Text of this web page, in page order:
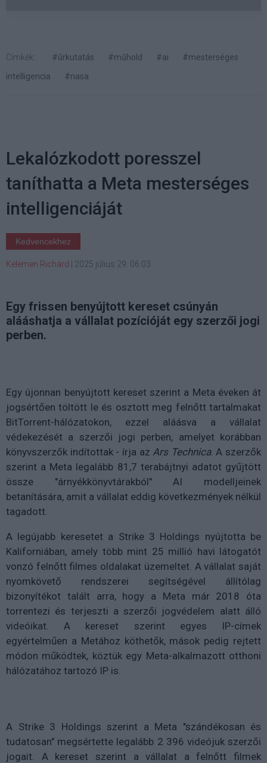
Címkék: #űrkutatás #műhold #ai
#mesterséges
intelligencia
#nasa
Lekalózkodott poresszel
taníthatta a Meta mesterséges
intelligenciáját
Kedvencekhez
Kelemen Richárd 2025 július 29. 06:03
Egy frissen benyújtott kereset csúnyán
alááshatja a vállalat pozícióját egy szerzői jogi
perben.
Egy újonnan benyújtott kereset szerint a Meta éveken át
jogsértően töltött le és osztott meg felnőtt tartalmakat
BitTorrent-hálózatokon, ezzel aláásva a vállalat
védekezését a szerzői jogi perben, amelyet korábban
könyvszerzők indítottak - írja az Ars Technica. A szerzők
szerint a Meta legalább 81,7 terabájtnyi adatot gyűjtött
össze "árnyékkönyvtárakból" AI modelljeinek
betanítására, amit a vállalat eddig következmények nélkül
tagadott.
A legújabb keresetet a Strike 3 Holdings nyújtotta be
Kaliforniában, amely több mint 25 millió havi látogatót
vonzó felnőtt filmes oldalakat üzemeltet. A vállalat saját
nyomkövető rendszerei segítségével állítólag
bizonyítékot talált arra, hogy a Meta már 2018 óta
torrentezi és terjeszti a szerzői jogvédelem alatt álló
videóikat. A kereset szerint egyes IP-címek
egyértelműen a Metához köthetők, mások pedig rejtett
módon működtek, köztük egy Meta-alkalmazott otthoni
hálózatához tartozó IP is.
A Strike 3 Holdings szerint a Meta "szándékosan és
tudatosan" megsértette legalább 2 396 videójuk szerzői
jogait. A kereset szerint a vállalat a felnőtt filmek